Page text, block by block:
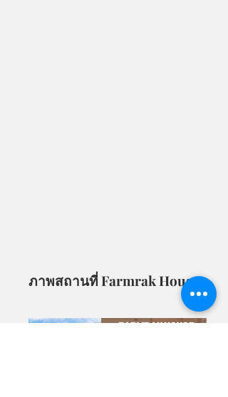
ภาพสถานที่ Farmrak House